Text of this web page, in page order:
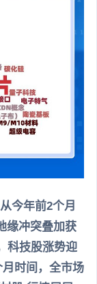
今年前2个月
缘冲突叠加获
科技股涨势迎
时间，全市场